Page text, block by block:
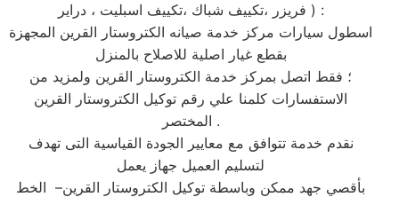
فريزر ،تكييف شباك ،تكييف اسبليت ، دراير ) :
اسطول سيارات مركز خدمة صيانه الكتروستار القرين المجهزة
بقطع غيار اصلية للاصلاح بالمنزل
؛ فقط اتصل بمركز خدمة الكتروستار القرين ولمزيد من
الاستفسارات كلمنا علي رقم توكيل الكتروستار القرين
المختصر .
نقدم خدمة تتوافق مع معايير الجودة القياسية التى تهدف
لتسليم العميل جهاز يعمل
بأقصي جهد ممكن وباسطة توكيل الكتروستار القرين– الخط